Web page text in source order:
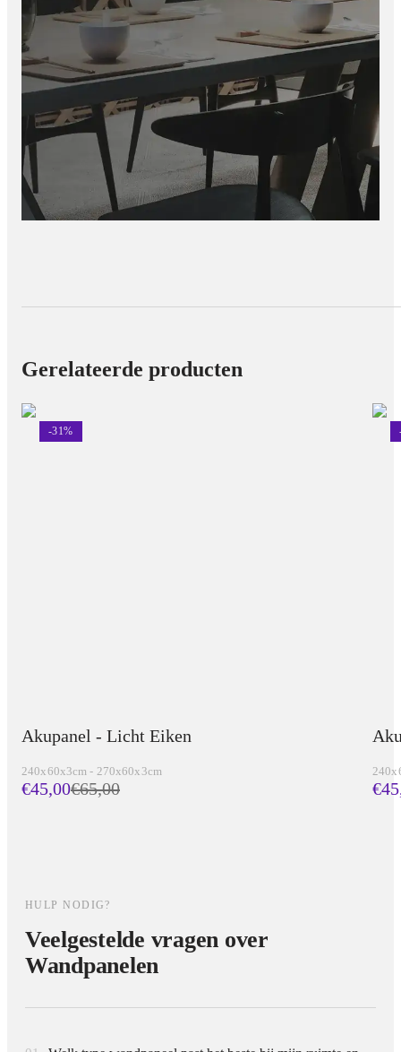
een bewuste investering in kwaliteit en duurzaamheid.
Modern alternatief voor verf, behang en tegels
Onze wandpanelen bieden een snelle en luxe oplossing voor
traditionele wandafwerking.
De voordelen:
uitstraling.
Gerelateerde producten
-31%
Akupanel - Licht Eiken
240x60x3cm - 270x60x3cm
€45,00€65,00
HULP NODIG?
Veelgestelde vragen over
Wandpanelen